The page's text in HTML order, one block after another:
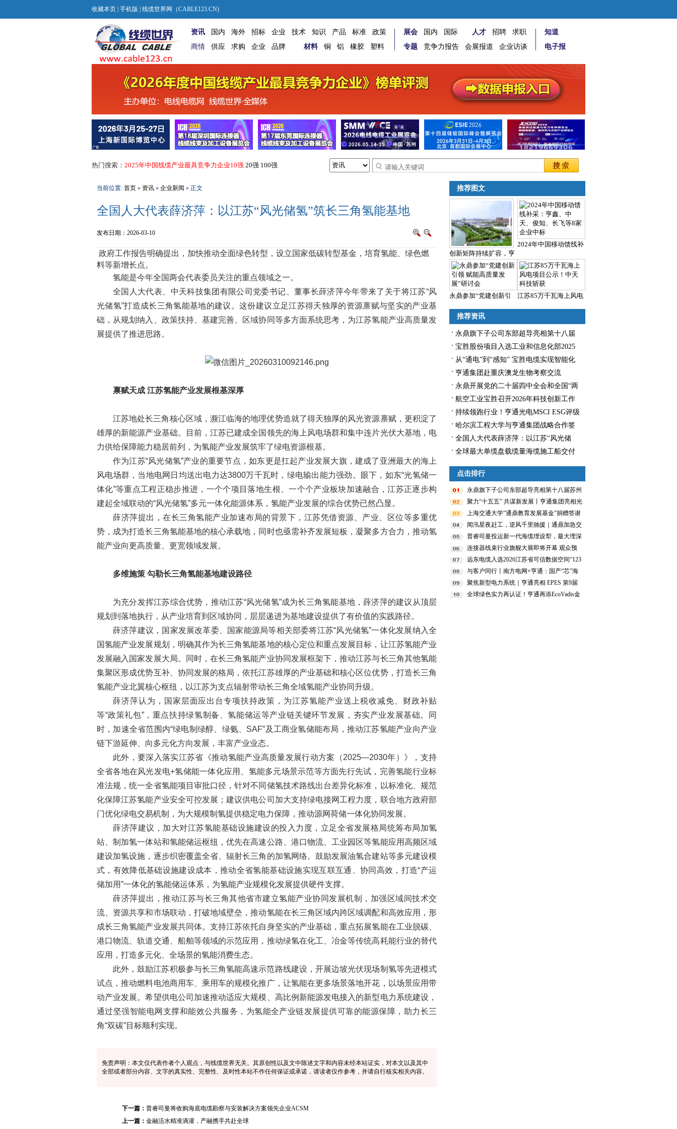
收藏本页 手机版 | 线缆世界网（CABLE123.CN)
资讯 国内 海外 招标 企业 技术 知识 产品 标准
政策
商情
供应 求购 企业 品牌 材料 铜 铝 橡胶 塑料
展会 国内 国际 人才 招聘
求职
专题
竞争力报告 会展报道 企业访谈
知道
电子报
热门搜索： 2025年中国线缆产业最具竞争力企业10强 20强 100强
当前位置: 首页 » 资讯 » 企业新闻 » 正文
全国人大代表薛济萍：以江苏“风光储氢”筑长三角氢能基地
发布日期：2026-03-10
政府工作报告明确提出，加快推动全面绿色转型，设立国家低碳转型基金，培育氢能、绿色燃
料等新增长点。
氢能是今年全国两会代表委员关注的重点领域之一。
全国人大代表、中天科技集团有限公司党委书记、董事长薛济萍今年带来了关于将江苏“风
光储氢”打造成长三角氢能基地的建议。这份建议立足江苏得天独厚的资源禀赋与坚实的产业基
础，从规划纳入、政策扶持、基建完善、区域协同等多方面系统思考，为江苏氢能产业高质量发
展提供了推进思路。
禀赋天成 江苏氢能产业发展根基深厚
江苏地处长三角核心区域，濒江临海的地理优势造就了得天独厚的风光资源禀赋，更积淀了
雄厚的新能源产业基础。目前，江苏已建成全国领先的海上风电场群和集中连片光伏大基地，电
力供给保障能力稳居前列，为氢能产业发展筑牢了绿电资源根基。
作为江苏“风光储氢”产业的重要节点，如东更是扛起产业发展大旗，建成了亚洲最大的海上
风电场群，当地电网日均送出电力达3800万千瓦时，绿电输出能力强劲。眼下，如东“光氢储一
体化”等重点工程正稳步推进，一个个项目落地生根、一个个产业板块加速融合，江苏正逐步构
建起全域联动的“风光储氢”多元一体化能源体系，氢能产业发展的综合优势已然凸显。
薛济萍提出，在长三角氢能产业加速布局的背景下，江苏凭借资源、产业、区位等多重优
势，成为打造长三角氢能基地的核心承载地，同时也亟需补齐发展短板，凝聚多方合力，推动氢
能产业向更高质量、更宽领域发展。
多维施策 勾勒长三角氢能基地建设路径
为充分发挥江苏综合优势，推动江苏“风光储氢”成为长三角氢能基地，薛济萍的建议从顶层
规划到落地执行，从产业培育到区域协同，层层递进为基地建设提供了有价值的实践路径。
薛济萍建议，国家发展改革委、国家能源局等相关部委将江苏“风光储氢”一体化发展纳入全
国氢能产业发展规划，明确其作为长三角氢能基地的核心定位和重点发展目标，让江苏氢能产业
发展融入国家发展大局。同时，在长三角氢能产业协同发展框架下，推动江苏与长三角其他氢能
集聚区形成优势互补、协同发展的格局，依托江苏雄厚的产业基础和核心区位优势，打造长三角
氢能产业北翼核心枢纽，以江苏为支点辐射带动长三角全域氢能产业协同升级。
薛济萍认为，国家层面应出台专项扶持政策，为江苏氢能产业送上税收减免、财政补贴
等“政策礼包”，重点扶持绿氢制备、氢能储运等产业链关键环节发展，夯实产业发展基础。同
时，加速全省范围内“绿电制绿醇、绿氨、SAF”及工商业氢储能布局，推动江苏氢能产业向产业
链下游延伸、向多元化方向发展，丰富产业业态。
此外，要深入落实江苏省《推动氢能产业高质量发展行动方案（2025—2030年）》，支持
全省各地在风光发电+氢储能一体化应用、氢能多元场景示范等方面先行先试，完善氢能行业标
准法规，统一全省氢能项目审批口径，针对不同储氢技术路线出台差异化标准，以标准化、规范
化保障江苏氢能产业安全可控发展；建议供电公司加大支持绿电接网工程力度，联合地方政府部
门优化绿电交易机制，为大规模制氢提供稳定电力保障，推动源网荷储一体化协同发展。
薛济萍建议，加大对江苏氢能基础设施建设的投入力度，立足全省发展格局统筹布局加氢
站、制加氢一体站和氢能储运枢纽，优先在高速公路、港口物流、工业园区等氢能应用高频区域
建设加氢设施，逐步织密覆盖全省、辐射长三角的加氢网络。鼓励发展油氢合建站等多元建设模
式，有效降低基础设施建设成本，推动全省氢能基础设施实现互联互通、协同高效，打造“产运
储加用”一体化的氢能储运体系，为氢能产业规模化发展提供硬件支撑。
薛济萍提出，推动江苏与长三角其他省市建立氢能产业协同发展机制，加强区域间技术交
流、资源共享和市场联动，打破地域壁垒，推动氢能在长三角区域内跨区域调配和高效应用，形
成长三角氢能产业发展共同体。支持江苏依托自身坚实的产业基础，重点拓展氢能在工业脱碳、
港口物流、轨道交通、船舶等领域的示范应用，推动绿氢在化工、冶金等传统高耗能行业的替代
应用，打造多元化、全场景的氢能消费生态。
此外，鼓励江苏积极参与长三角氢能高速示范路线建设，开展边坡光伏现场制氢等先进模式
试点，推动燃料电池商用车、乘用车的规模化推广，让氢能在更多场景落地开花，以场景应用带
动产业发展。希望供电公司加速推动适应大规模、高比例新能源发电接入的新型电力系统建设，
通过坚强智能电网支撑和能效公共服务，为氢能全产业链发展提供可靠的能源保障，助力长三
角“双碳”目标顺利实现。
免责声明：本文仅代表作者个人观点，与线缆世界无关。其原创性以及文中陈述文字和内容未经本站证实，对本文以及其中
全部或者部分内容、文字的真实性、完整性、及时性本站不作任何保证或承诺，请读者仅作参考，并请自行核实相关内容。
下一篇： 普睿司曼将收购海底电缆勘察与安装解决方案领先企业ACSM
上一篇： 金融活水精准滴灌，产融携手共赴全球
推荐图文
创新矩阵持续扩容，亨
2024年中国移动馈线补
永鼎参加“党建创新引 江苏85万千瓦海上风电
推荐资讯
永鼎旗下子公司东部超导亮相第十八届
苏州国际精英创业周
宝胜股份项目入选工业和信息化部2025
年物联网典型案例
从“通电”到“感知” 宝胜电缆实现智能化
升级
亨通集团赴重庆澳龙生物考察交流
永鼎开展党的二十届四中全会和全国“两
会”精神专题学习活动
航空工业宝胜召开2026年科技创新工作
大会
持续领跑行业！亨通光电MSCI ESG评级
跃升至A
哈尔滨工程大学与亨通集团战略合作签
约
全国人大代表薛济萍：以江苏“风光储
氢”筑长三角氢能基地
全球最大单缆盘载缆量海缆施工船交付
点击排行
永鼎旗下子公司东部超导亮相第十八届苏州
国际精英创业周
聚力“十五五” 共谋新发展丨亨通集团亮相光
电线缆行业规划峰会并获表彰
上海交通大学“通鼎教育发展基金”捐赠答谢
暨校董聘任仪式隆重举行 沈小平荣任校董
闻汛星夜赶工，逆风千里驰援｜通鼎加急交
付 9476 套接头盒，全力保障广西抗洪通信
生命线
普睿司曼投运新一代海缆埋设犁，最大埋深
提升至5米
连接器线束行业旗舰大展即将开幕 观众预
登记火热进行中...
远东电缆入选2026江苏省可信数据空间“123
+”项目库
与客户同行丨南方电网×亨通：国产“芯”海
缆跨越山海，绘就涠洲“零碳海岛”
聚焦新型电力系统｜亨通亮相 EPES 第9届
亚洲电力展
全球绿色实力再认证！亨通再添EcoVadis金